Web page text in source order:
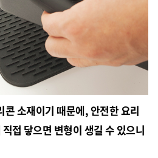
소재이기 때문에, 안전한 요리
접 닿으면 변형이 생길 수 있으니